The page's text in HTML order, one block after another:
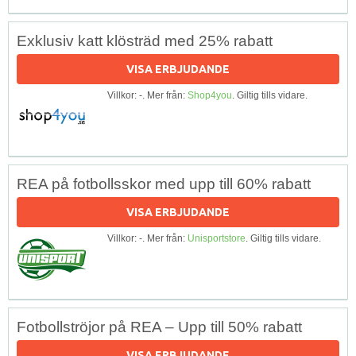
Exklusiv katt klösträd med 25% rabatt
VISA ERBJUDANDE
Villkor: -. Mer från: Shop4you. Giltig tills vidare.
REA på fotbollsskor med upp till 60% rabatt
VISA ERBJUDANDE
Villkor: -. Mer från: Unisportstore. Giltig tills vidare.
Fotbollströjor på REA – Upp till 50% rabatt